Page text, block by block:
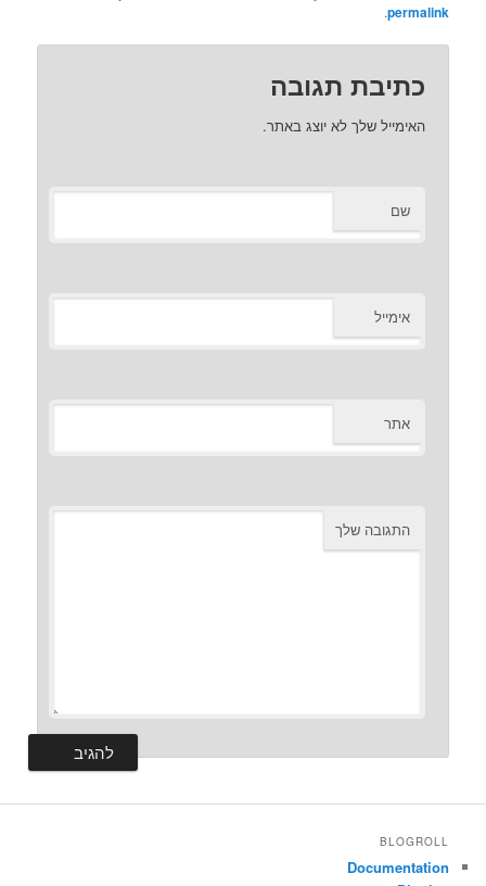
permalink
.
כתיבת תגובה
האימייל שלך לא יוצג באתר.
שם
אימייל
אתר
התגובה שלך
BLOGROLL
Documentation